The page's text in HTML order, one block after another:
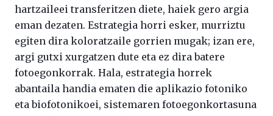
hartzaileei transferitzen diete, haiek gero argia
eman dezaten. Estrategia horri esker, murriztu
egiten dira koloratzaile gorrien mugak; izan ere,
argi gutxi xurgatzen dute eta ez dira batere
fotoegonkorrak. Hala, estrategia horrek
abantaila handia ematen die aplikazio fotoniko
eta biofotonikoei, sistemaren fotoegonkortasuna